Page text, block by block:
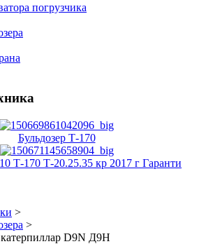
погрузчика
Бульдозер Т-170
Т-170 Т-20.25.35 кр 2017 г Гаранти
>
>
D9N Д9Н